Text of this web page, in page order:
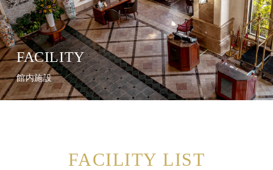
FACILITY
館内施設
FACILITY LIST